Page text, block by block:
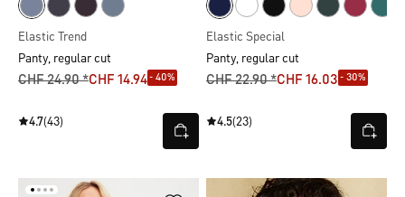
Elastic Trend
Panty, regular cut
CHF 24.90 *CHF 14.94- 40%
4.7(43)
Elastic Special
Panty, regular cut
CHF 22.90 *CHF 16.03 - 30%
4.5(23)